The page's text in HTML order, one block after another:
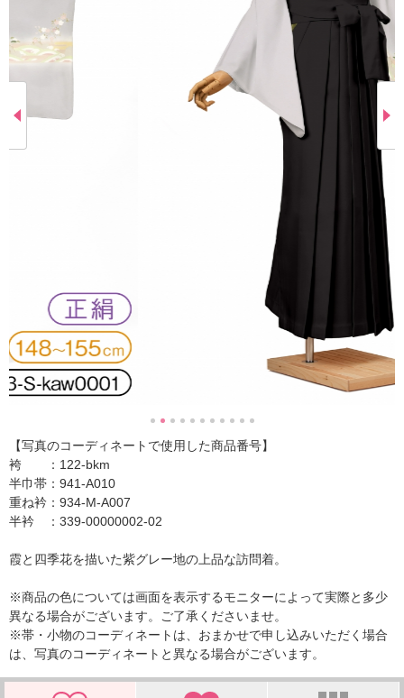
【写真のコーディネートで使用した商品番号】
袴 ：122-bkm
半巾帯：941-A010
重ね衿：934-M-A007
半衿 ：339-00000002-02
霞と四季花を描いた紫グレー地の上品な訪問着。
※商品の色については画面を表示するモニターによって実際と多少
異なる場合がございます。ご了承くださいませ。
※帯・小物のコーディネートは、おまかせで申し込みいただく場合
は、写真のコーディネートと異なる場合がございます。